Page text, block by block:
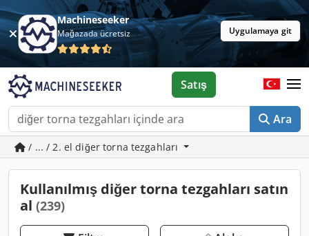
Machineseeker
Mağazada ücretsiz Uygulamaya git
Ara
Satış
/ ... / 2. el diğer torna tezgahları
Kullanılmış diğer torna tezgahları satın
al (239)